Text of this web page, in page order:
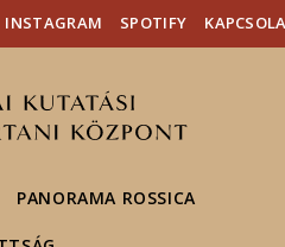
INSTAGRAM SPOTIFY
PANORAMA ROSSICA